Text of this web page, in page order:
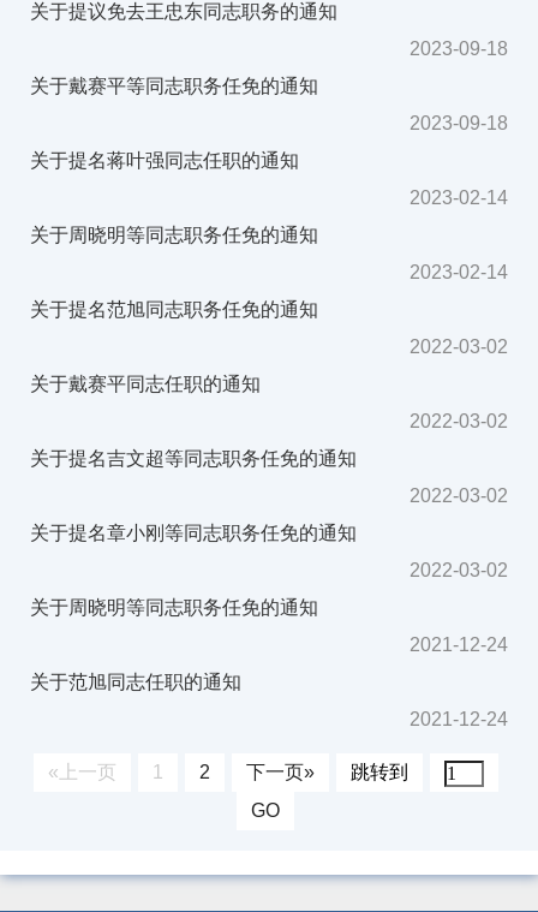
关于提议免去王忠东同志职务的通知
2023-09-18
关于戴赛平等同志职务任免的通知
2023-09-18
关于提名蒋叶强同志任职的通知
2023-02-14
关于周晓明等同志职务任免的通知
2023-02-14
关于提名范旭同志职务任免的通知
2022-03-02
关于戴赛平同志任职的通知
2022-03-02
关于提名吉文超等同志职务任免的通知
2022-03-02
关于提名章小刚等同志职务任免的通知
2022-03-02
关于周晓明等同志职务任免的通知
2021-12-24
关于范旭同志任职的通知
2021-12-24
«上一页 1 2 下一页»
跳转到
GO